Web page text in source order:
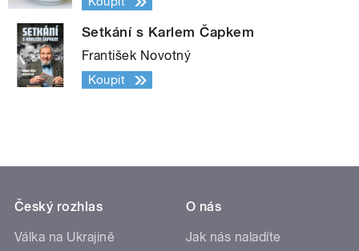
Setkání s Karlem Čapkem
František Novotný
Koupit
Český rozhlas
Válka na Ukrajině
O nás
Jak nás naladíte